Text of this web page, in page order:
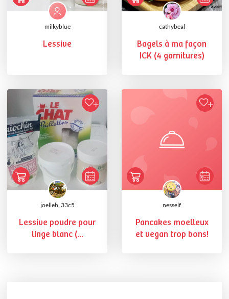
milkyblue
Lessive
cathybeal
Bagels à ma façon
ICK (4 garnitures)
joelleh_33c5
Lessive poudre pour
linge blanc (...
nesself
Pancakes moelleux
et vegan trop bons!